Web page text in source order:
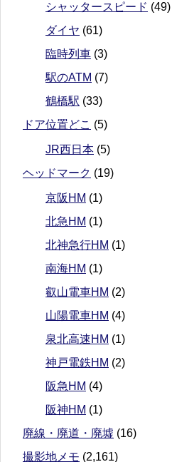
シャッタースピード (49)
ダイヤ (61)
臨時列車 (3)
駅のATM (7)
鶴橋駅 (33)
ドア位置どこ (5)
JR西日本 (5)
ヘッドマーク (19)
京阪HM (1)
北急HM (1)
北神急行HM (1)
南海HM (1)
叡山電車HM (2)
山陽電車HM (4)
泉北高速HM (1)
神戸電鉄HM (2)
阪急HM (4)
阪神HM (1)
廃線・廃道・廃墟 (16)
撮影地メモ (2,161)